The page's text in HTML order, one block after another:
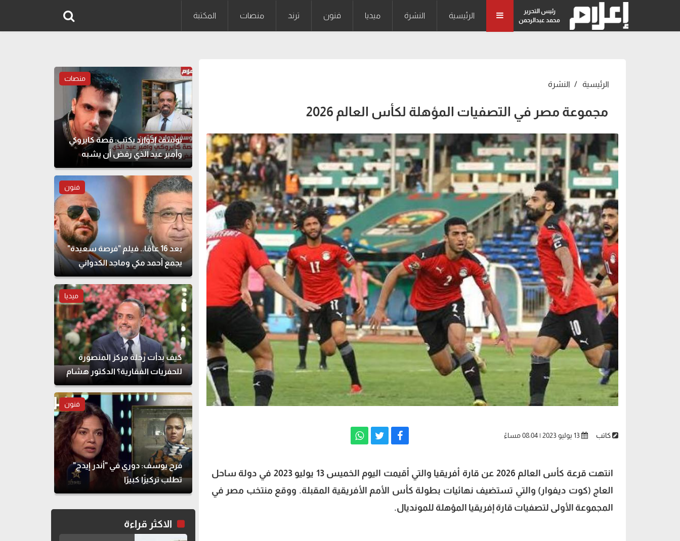
رئيس التحرير
محمد عبدالرحمن
الرئيسية النشرة ميديا فنون ترند منصات المكتبة
الرئيسية النشرة
مجموعة مصر في التصفيات المؤهلة لكأس العالم 2026
كاتب
انتهت قرعة كأس العالم 2026 عن قارة أفريقيا والتي أقيمت اليوم الخميس 13 يوليو 2023 في دولة ساحل
العاج (كوت ديفوار) والتي تستضيف نهائيات بطولة كأس الأمم الأفريقية المقبلة. ووقع منتخب مصر في
المجموعة الأولى لتصفيات قارة إفريقيا المؤهلة للمونديال.
منصات
يوسف إدوارد يكتب: قصة كايروكي
وأمير عيد الذي رفض أن يشبه
نفسه
فنون
بعد 16 عامًا.. فيلم "فرصة سعيدة"
يجمع أحمد مكي وماجد الكدواني
مجددًا
ميديا
كيف بدأت رحلة مركز المنصورة
للحفريات الفقارية؟ الدكتور هشام
سلام يوضح
فنون
فرح يوسف: دوري في "أندر إيدج"
تطلب تركيزًا كبيرًا
الاكثر قراءة